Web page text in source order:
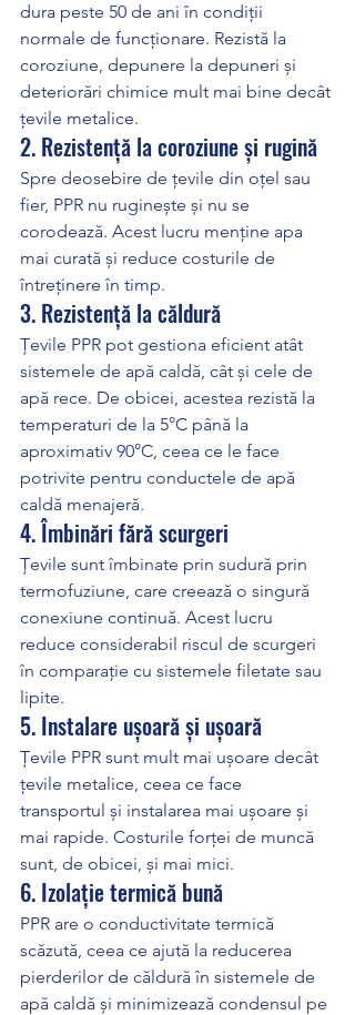
dura peste 50 de ani în condiții
normale de funcționare. Rezistă la
coroziune, depunere la depuneri și
deteriorări chimice mult mai bine decât
țevile metalice.
2. Rezistență la coroziune și rugină
Spre deosebire de țevile din oțel sau
fier, PPR nu ruginește și nu se
corodează. Acest lucru menține apa
mai curată și reduce costurile de
întreținere în timp.
3. Rezistență la căldură
Țevile PPR pot gestiona eficient atât
sistemele de apă caldă, cât și cele de
apă rece. De obicei, acestea rezistă la
temperaturi de la 5°C până la
aproximativ 90°C, ceea ce le face
potrivite pentru conductele de apă
caldă menajeră.
4. Îmbinări fără scurgeri
Țevile sunt îmbinate prin sudură prin
termofuziune, care creează o singură
conexiune continuă. Acest lucru
reduce considerabil riscul de scurgeri
în comparație cu sistemele filetate sau
lipite.
5. Instalare ușoară și ușoară
Țevile PPR sunt mult mai ușoare decât
țevile metalice, ceea ce face
transportul și instalarea mai ușoare și
mai rapide. Costurile forței de muncă
sunt, de obicei, și mai mici.
6. Izolație termică bună
PPR are o conductivitate termică
scăzută, ceea ce ajută la reducerea
pierderilor de căldură în sistemele de
apă caldă și minimizează condensul pe